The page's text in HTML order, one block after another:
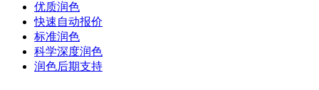
优质润色
快速自动报价
标准润色
科学深度润色
润色后期支持